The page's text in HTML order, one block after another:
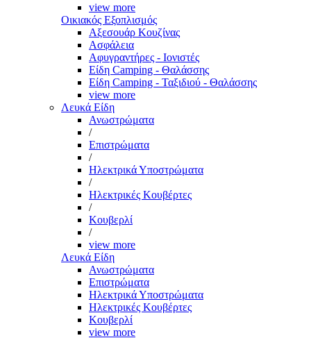
view more
Οικιακός Εξοπλισμός
Αξεσουάρ Κουζίνας
Ασφάλεια
Αφυγραντήρες - Ιονιστές
Είδη Camping - Θαλάσσης
Είδη Camping - Ταξιδιού - Θαλάσσης
view more
Λευκά Είδη
Ανωστρώματα
/
Επιστρώματα
/
Ηλεκτρικά Υποστρώματα
/
Ηλεκτρικές Κουβέρτες
/
Κουβερλί
/
view more
Λευκά Είδη
Ανωστρώματα
Επιστρώματα
Ηλεκτρικά Υποστρώματα
Ηλεκτρικές Κουβέρτες
Κουβερλί
view more